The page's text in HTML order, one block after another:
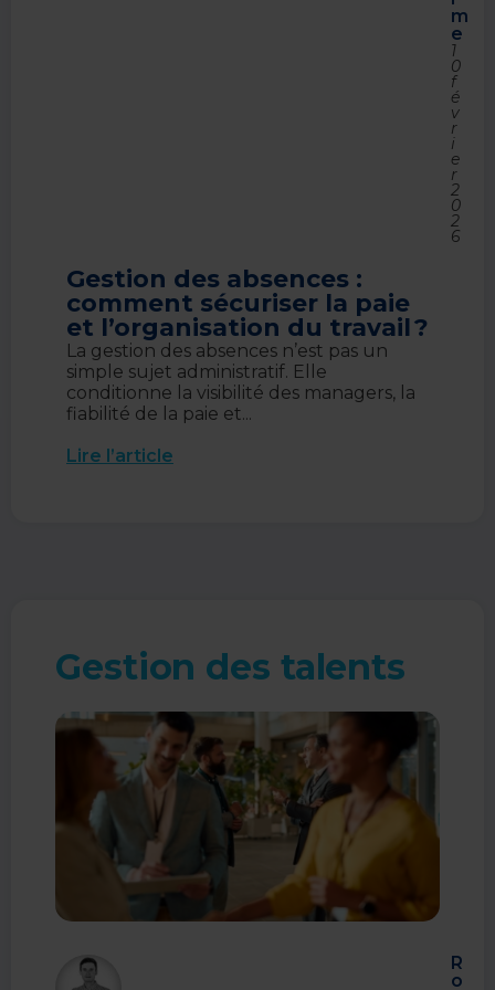
m
e
1
0
f
é
v
r
i
e
r
2
0
2
6
Gestion des absences :
comment sécuriser la paie
et l’organisation du travail ?
La gestion des absences n’est pas un
simple sujet administratif. Elle
conditionne la visibilité des managers, la
fiabilité de la paie et...
Lire l’article
Gestion des talents
R
o